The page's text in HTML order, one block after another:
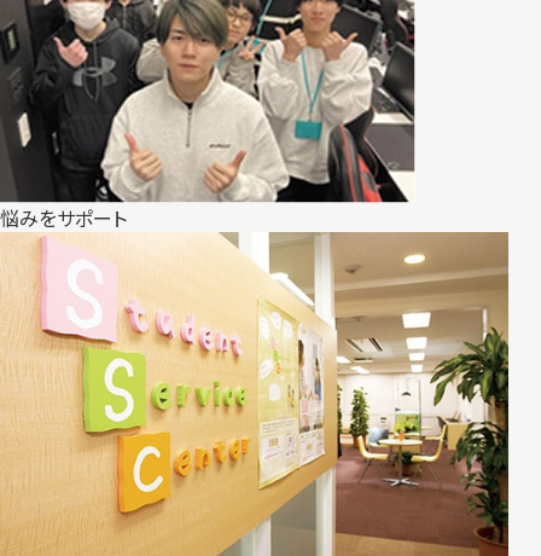
悩みをサポート